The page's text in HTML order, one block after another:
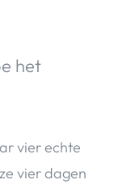
het
vier echte
vier dagen